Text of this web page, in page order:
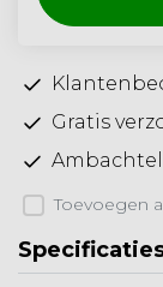
Gratis
Toevoegen